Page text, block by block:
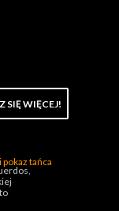
tańca
SIĘ WIĘCEJ!